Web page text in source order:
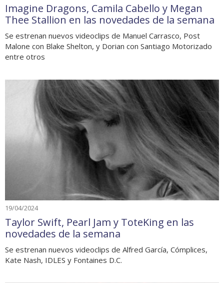
Imagine Dragons, Camila Cabello y Megan
Thee Stallion en las novedades de la semana
Se estrenan nuevos videoclips de Manuel Carrasco, Post
Malone con Blake Shelton, y Dorian con Santiago Motorizado
entre otros
19/04/2024
Taylor Swift, Pearl Jam y ToteKing en las
novedades de la semana
Se estrenan nuevos videoclips de Alfred García, Cómplices,
Kate Nash, IDLES y Fontaines D.C.